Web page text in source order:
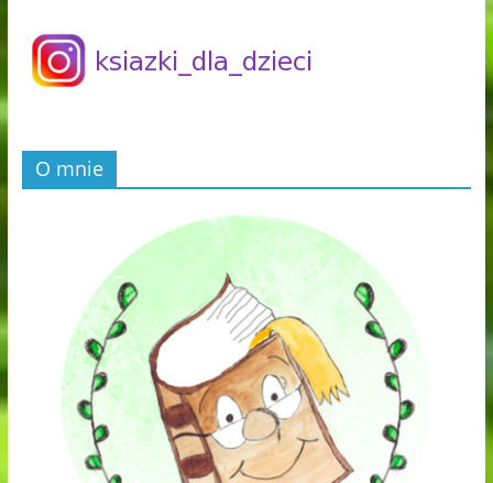
O mnie